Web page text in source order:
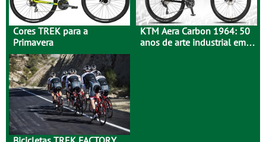
Cores TREK para a
Primavera
KTM Aera Carbon 1964: 50
anos de arte industrial em